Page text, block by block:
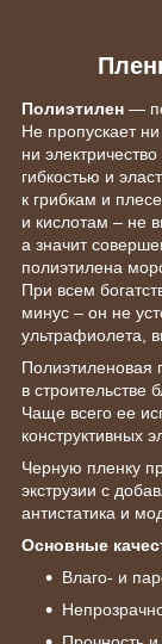
Полиэтилен —
Не пропускает
ни
гибкостью и
к грибкам и
и кислотам – не
а значит
полиэтилена
При всем
минус – он не
ультрафиолета,
Полиэтиленовая
в строительстве
Чаще всего ее
конструктивных
Черную пленку
экструзии с
антистатика и
Основные
Влаго- и